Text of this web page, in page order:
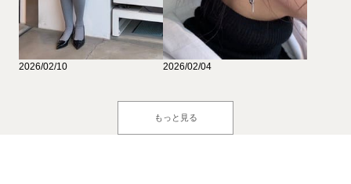
2026/02/10 2026/02/04
もっと見る